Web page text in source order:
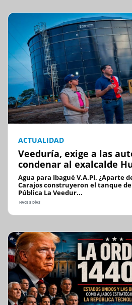
ACTUALIDAD
Veeduría, exige a las
condenar al exalcalde
Agua para Ibagué V.A.PI. ¿Aparte
Carajos construyeron el tanque
Pública La Veedur...
HACE 5 DÍAS